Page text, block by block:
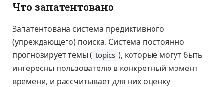
Что запатентовано
Запатентована система предиктивного
(упреждающего) поиска. Система постоянно
прогнозирует темы ( topics ), которые могут быть
интересны пользователю в конкретный момент
времени, и рассчитывает для них оценку